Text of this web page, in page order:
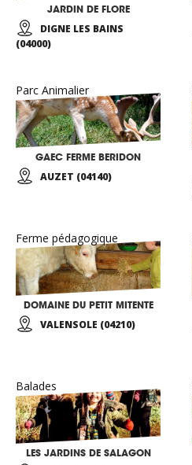
JARDIN DE FLORE
DIGNE LES BAINS
(04000)
Parc Animalier
GAEC FERME BERIDON
AUZET (04140)
Ferme pédagogique
DOMAINE DU PETIT MITENTE
VALENSOLE (04210)
Balades
LES JARDINS DE SALAGON